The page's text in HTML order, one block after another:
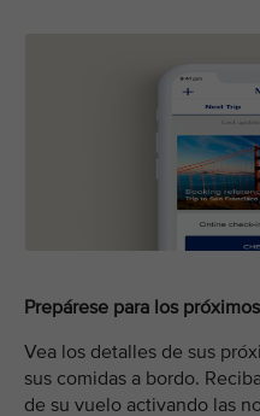
Prepárese para los
Vea los detalles de sus
sus comidas a bordo.
de su vuelo activando las